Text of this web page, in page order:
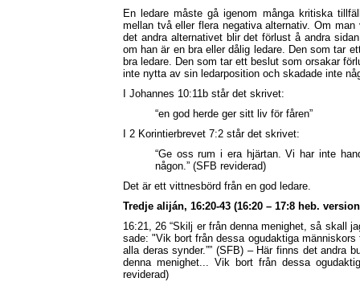
En ledare måste gå igenom många kritiska
mellan två eller flera negativa alternativ. Om
det andra alternativet blir det förlust å andra
om han är en bra eller dålig ledare. Den som tar
bra ledare. Den som tar ett beslut som orsakar
inte nytta av sin ledarposition och skadade inte
I Johannes 10:11b står det skrivet:
“en god herde ger sitt liv för fåren”
I 2 Korintierbrevet 7:2 står det skrivet:
“Ge oss rum i era hjärtan. Vi har inte
någon.” (SFB reviderad)
Det är ett vittnesbörd från en god ledare.
Tredje aliján, 16:20-43 (16:20 – 17:8 heb. version
16:21, 26 “Skilj er från denna menighet, så skall
sade: "Vik bort från dessa ogudaktiga
alla deras synder.”” (SFB) – Här finns det andra
denna menighet... Vik bort från dessa
reviderad)